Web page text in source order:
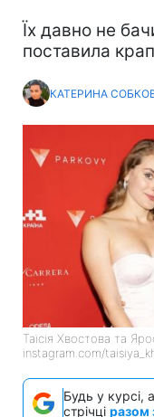
Їх давно не
поставила
КАТЕРИНА
Таїсія Хвостова та
instagram.com/
Будь у курсі,
стрічці разом